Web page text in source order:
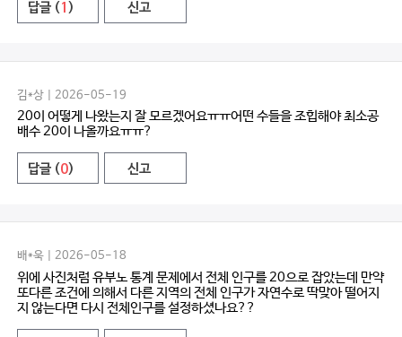
답글 (1 ) 신고
김*상 | 2026-05-19
20이 어떻게 나왔는지 잘 모르겠어요ㅠㅠ어떤 수들을 조힙해야 최소공
배수 20이 나올까요ㅠㅠ?
답글 (0) 신고
배*욱 | 2026-05-18
위에 사진처럼 유부노 통계 문제에서 전체 인구를 20으로 잡았는데 만약
또다른 조건에 의해서 다른 지역의 전체 인구가 자연수로 딱맞아 떨어지
지 않는다면 다시 전체인구를 설정하셨나요??